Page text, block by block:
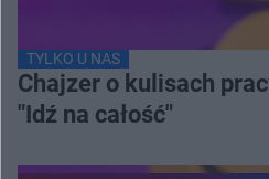
TYLKO U NAS
Chajzer o kulisach
"Idź na całość"